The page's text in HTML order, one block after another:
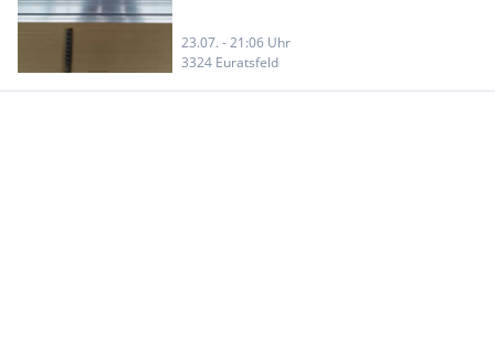
23.07. - 21:06 Uhr
3324 Euratsfeld